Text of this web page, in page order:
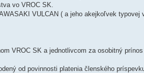
vo VROC SK.
VULCAN ( a jeho akejkoľvek typovej
VROC SK a jednotlivcom za osobitný prínos
od povinnosti platenia členského